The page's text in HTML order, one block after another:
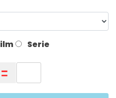
Serie